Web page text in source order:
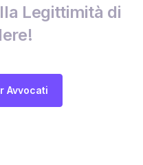
Legittimità di
Avvocati